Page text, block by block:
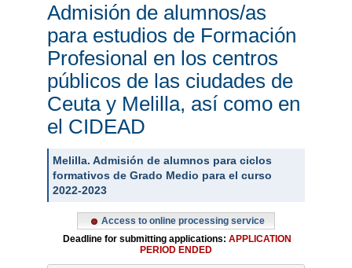
Admisión de alumnos/as
para estudios de Formación
Profesional en los centros
públicos de las ciudades de
Ceuta y Melilla, así como en
el CIDEAD
Melilla. Admisión de alumnos para ciclos
formativos de Grado Medio para el curso
2022-2023
Access to online processing service
Deadline for submitting applications: APPLICATION
PERIOD ENDED